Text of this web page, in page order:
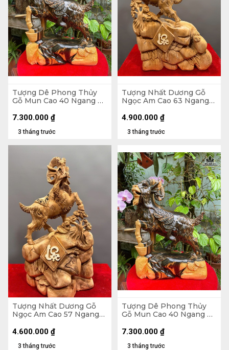
Tượng Dê Phong Thủy
Gỗ Mun Cao 40 Ngang 29
3 tháng trước
7.300.000 ₫
Tượng Nhất Dương Gỗ
Ngọc Am Cao 63 Ngang
3 tháng trước
4.900.000 ₫
Tượng Nhất Dương Gỗ
Ngọc Am Cao 57 Ngang
3 tháng trước
4.600.000 ₫
Tượng Dê Phong Thủy
Gỗ Mun Cao 40 Ngang 29
3 tháng trước
7.300.000 ₫